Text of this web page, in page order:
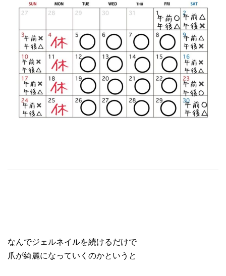
なんでジェルネイルを続けるだけで
爪が綺麗になっていくのかというと